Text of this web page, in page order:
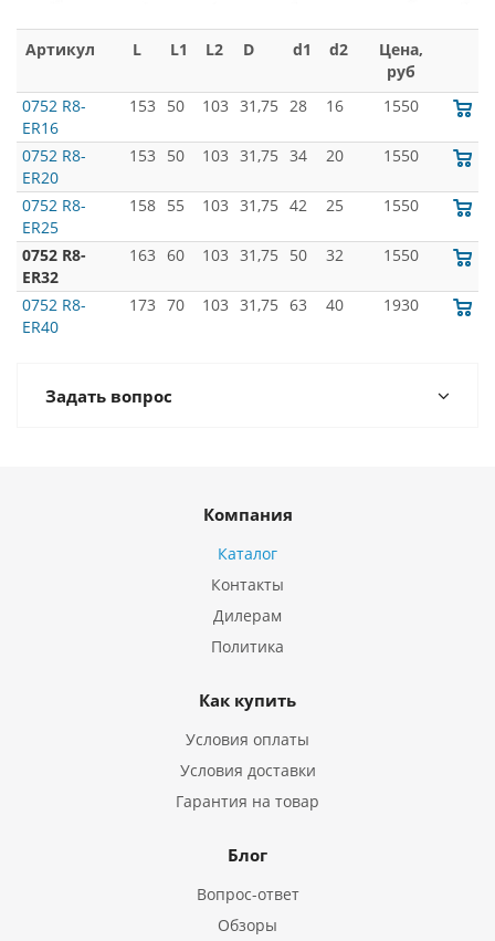
Артикул L L1 L2 D d1 d2
Цена,
руб
0752 R8-
ER16
153 50 103 31,75 28 16 1550
0752 R8-
ER20
153 50 103 31,75 34 20 1550
0752 R8-
ER25
158 55 103 31,75 42 25 1550
0752 R8-
ER32
163 60 103 31,75 50 32 1550
0752 R8-
ER40
173 70 103 31,75 63 40 1930
Задать вопрос
Компания
Каталог
Контакты
Дилерам
Политика
Как купить
Условия оплаты
Условия доставки
Гарантия на товар
Блог
Вопрос-ответ
Обзоры